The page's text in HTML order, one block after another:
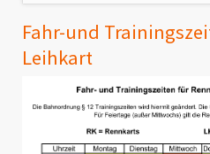
Fahr-und
Leihkart